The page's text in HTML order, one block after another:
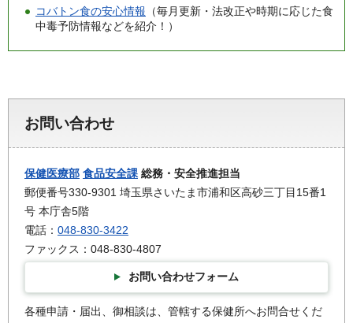
コバトン食の安心情報 （毎月更新・法改正や時期に応じた食
中毒予防情報などを紹介！）
お問い合わせ
保健医療部 食品安全課 総務・安全推進担当
郵便番号330-9301 埼玉県さいたま市浦和区高砂三丁目15番1
号 本庁舎5階
電話： 048-830-3422
ファックス：048-830-4807
お問い合わせフォーム
各種申請・届出、御相談は、管轄する保健所へお問合せくだ